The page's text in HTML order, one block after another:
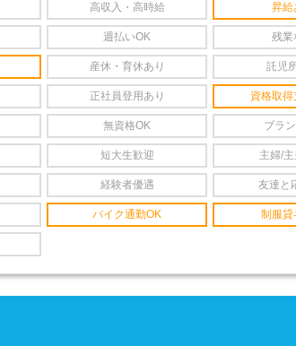
高収入・高時給 昇給
週払いOK 残業
産休・育休あり 託児
正社員登用あり 資格取
無資格OK ブラ
短大生歓迎 主婦/
経験者優遇 友達と
バイク通勤OK 制服貸